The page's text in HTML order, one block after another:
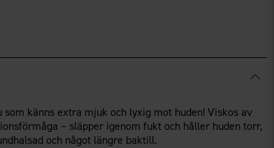
känns extra mjuk och lyxig mot huden! Viskos av
– släpper igenom fukt och håller huden torr,
och något längre baktill.